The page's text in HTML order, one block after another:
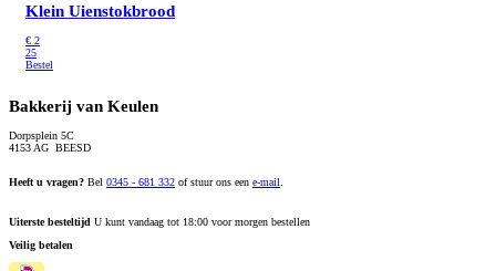
Klein Uienstokbrood
€ 2
25
Bestel
Bakkerij van Keulen
Dorpsplein 5C
4153 AG BEESD
Heeft u vragen? Bel 0345 - 681 332 of stuur ons een e-mail.
Uiterste besteltijd U kunt vandaag tot 18:00 voor morgen bestellen
Veilig betalen